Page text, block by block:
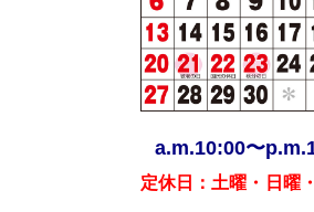
a.m.10:00〜
定休日：土曜・日曜